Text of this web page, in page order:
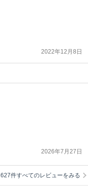
2022年12月8日
2026年7月27日
627件すべてのレビューをみる